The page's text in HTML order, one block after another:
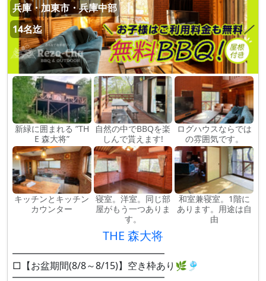
兵庫・加東市・兵庫中部
14名迄
新緑に囲まれる ”TH
E 森大将”
自然の中でBBQを楽
しんで貰えます!
ログハウスならでは
の雰囲気です。
キッチンとキッチン
カウンター
寝室。洋室。同じ部
屋がもう一つありま
す。
和室兼寝室。1階に
あります。用途は自
由
THE 森大将
━━━━━━━━━━━━━━━━
□【お盆期間(8/8～8/15)】空き枠あり🌿🎐
━━━━━━━━━━━━━━━━